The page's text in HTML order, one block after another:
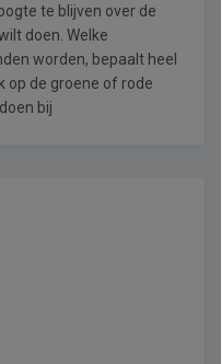
te blijven over de
doen. Welke
worden, bepaalt heel
op de groene of rode
bij